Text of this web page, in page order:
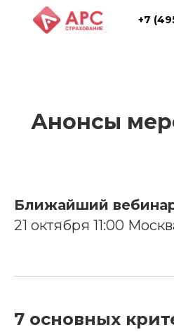
+7
+7
Анонсы
Ближайший
21 октября 11:00
7 основных